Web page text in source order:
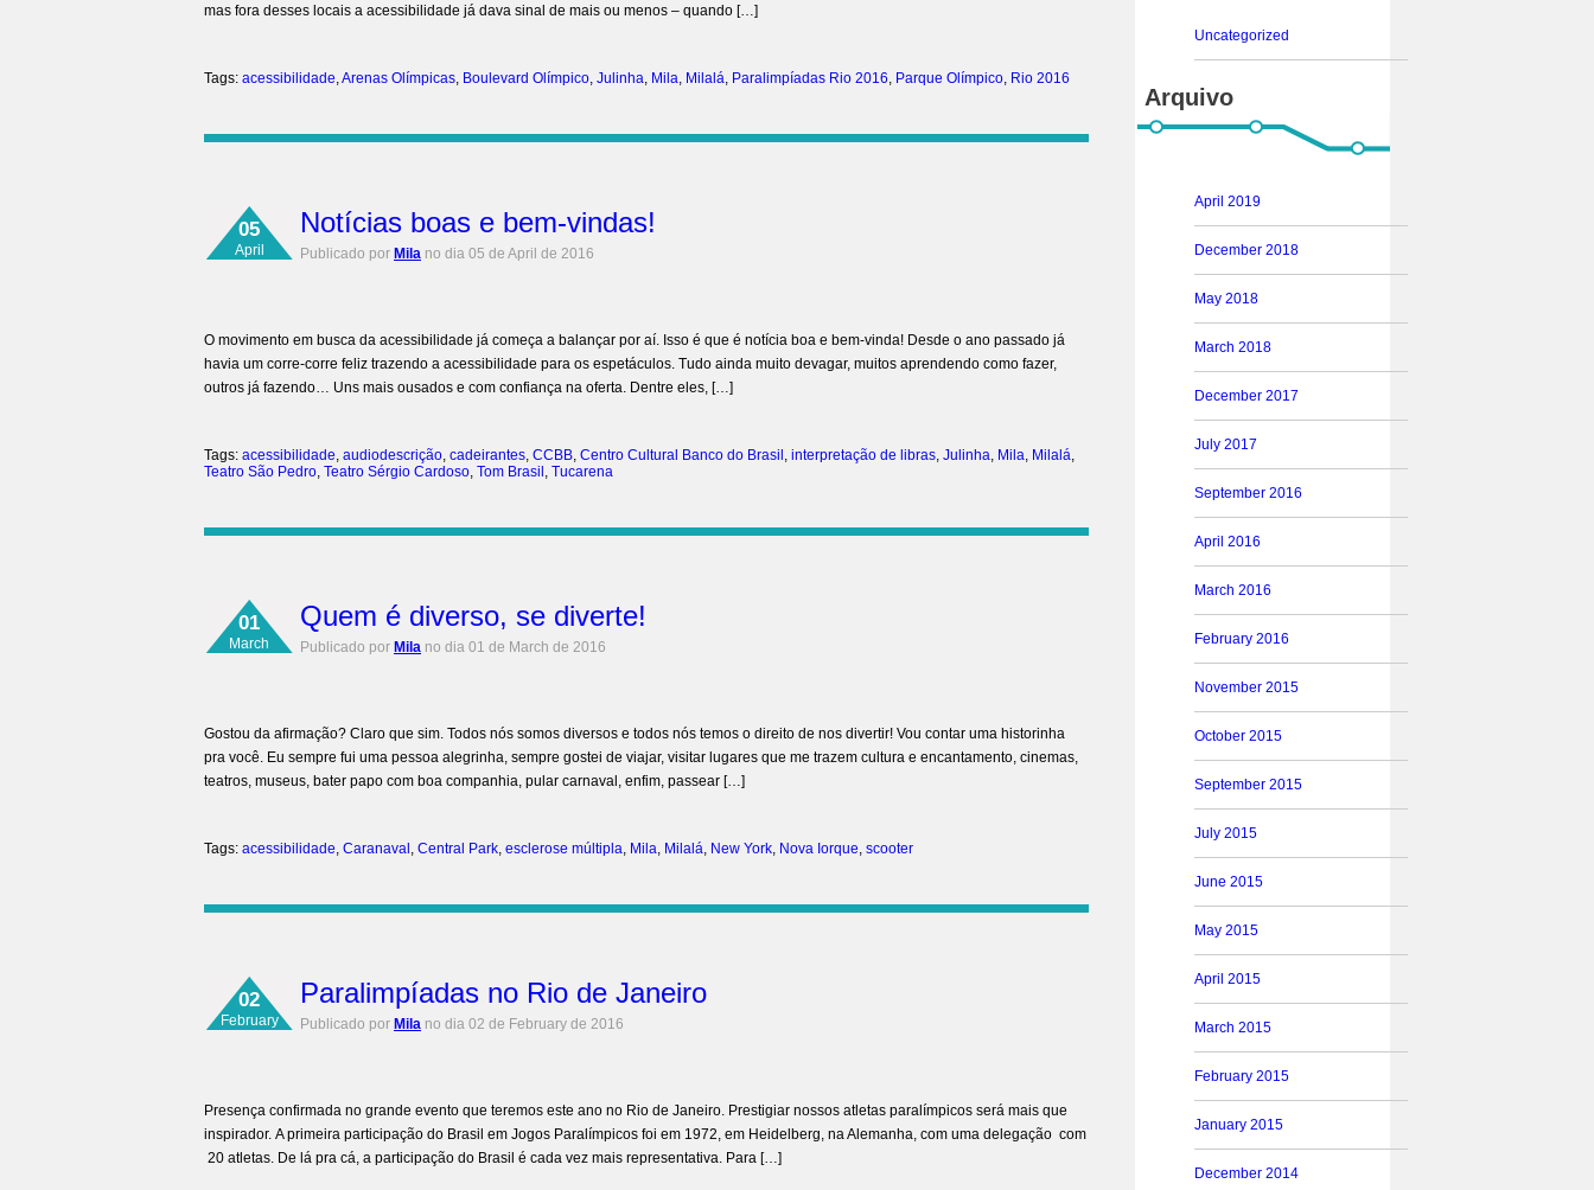
mas fora desses locais a acessibilidade já dava sinal de mais ou menos – quando […]
Tags: acessibilidade,Arenas Olímpicas, Boulevard Olímpico, Julinha, Mila, Milalá, Paralimpíadas Rio 2016, Parque Olímpico, Rio 2016
05
April
Notícias boas e bem-vindas!
Publicado por Mila no dia 05 de April de 2016
O movimento em busca da acessibilidade já começa a balançar por aí. Isso é que é notícia boa e bem-vinda! Desde o ano passado já
havia um corre-corre feliz trazendo a acessibilidade para os espetáculos. Tudo ainda muito devagar, muitos aprendendo como fazer,
outros já fazendo… Uns mais ousados e com confiança na oferta. Dentre eles, […]
Tags: acessibilidade, audiodescrição, cadeirantes, CCBB, Centro Cultural Banco do Brasil, interpretação de libras, Julinha, Mila, Milalá,
Teatro São Pedro, Teatro Sérgio Cardoso, Tom Brasil, Tucarena
01
March
Quem é diverso, se diverte!
Publicado por Mila no dia 01 de March de 2016
Gostou da afirmação? Claro que sim. Todos nós somos diversos e todos nós temos o direito de nos divertir! Vou contar uma historinha
pra você. Eu sempre fui uma pessoa alegrinha, sempre gostei de viajar, visitar lugares que me trazem cultura e encantamento, cinemas,
teatros, museus, bater papo com boa companhia, pular carnaval, enfim, passear […]
Tags: acessibilidade, Caranaval, Central Park, esclerose múltipla, Mila, Milalá, New York, Nova Iorque, scooter
02
February
Paralimpíadas no Rio de Janeiro
Publicado por Mila no dia 02 de February de 2016
Presença confirmada no grande evento que teremos este ano no Rio de Janeiro. Prestigiar nossos atletas paralímpicos será mais que
inspirador. A primeira participação do Brasil em Jogos Paralímpicos foi em 1972, em Heidelberg, na Alemanha, com uma delegação com
20 atletas. De lá pra cá, a participação do Brasil é cada vez mais representativa. Para […]
Uncategorized
Arquivo
April 2019
December 2018
May 2018
March 2018
December 2017
July 2017
September 2016
April 2016
March 2016
February 2016
November 2015
October 2015
September 2015
July 2015
June 2015
May 2015
April 2015
March 2015
February 2015
January 2015
December 2014